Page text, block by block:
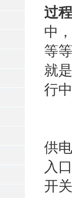
过
中
等
就
行
供
入
开